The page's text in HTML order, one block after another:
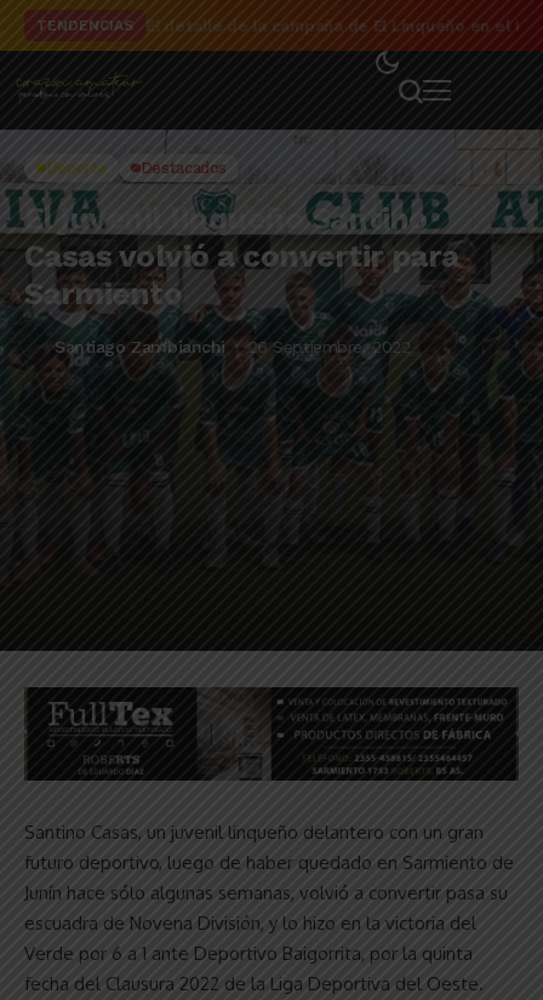
TENDENCIAS El detalle de la campaña de El Linqueño en el
Deporte Destacados
El juvenil linqueño Santino
Casas volvió a convertir para
Sarmiento
Santiago Zambianchi 26 Septiembre, 2022
Santino Casas, un juvenil linqueño delantero con un gran
futuro deportivo, luego de haber quedado en Sarmiento de
Junín hace sólo algunas semanas, volvió a convertir pasa su
escuadra de Novena División, y lo hizo en la victoria del
Verde por 6 a 1 ante Deportivo Baigorrita, por la quinta
fecha del Clausura 2022 de la Liga Deportiva del Oeste.